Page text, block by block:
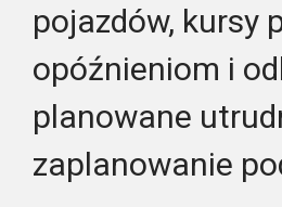
pojazdów, kursy
opóźnieniom i
planowane
zaplanowanie